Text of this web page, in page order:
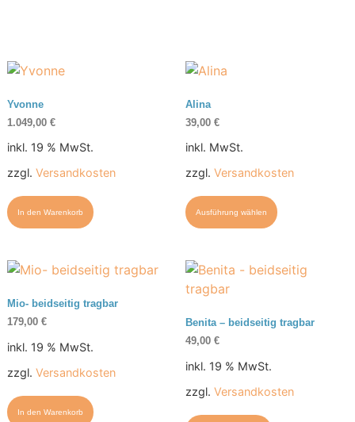
Yvonne
1.049,00 €
inkl. 19 % MwSt.
zzgl. Versandkosten
In den Warenkorb
Alina
39,00 €
inkl. MwSt.
zzgl. Versandkosten
Ausführung wählen
Mio- beidseitig tragbar
179,00 €
inkl. 19 % MwSt.
zzgl. Versandkosten
In den Warenkorb
Benita – beidseitig tragbar
49,00 €
inkl. 19 % MwSt.
zzgl. Versandkosten